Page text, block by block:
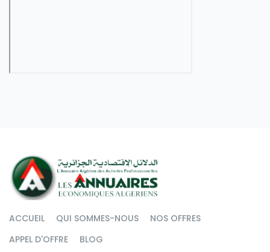
ACCUEIL QUI SOMMES-NOUS
NOS OFFRES
APPEL D'OFFRE
BLOG